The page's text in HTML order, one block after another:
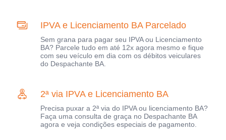
IPVA e Licenciamento BA Parcelado
Sem grana para pagar seu IPVA ou Licenciamento
BA? Parcele tudo em até 12x agora mesmo e fique
com seu veículo em dia com os débitos veiculares
do Despachante BA.
2ª via IPVA e Licenciamento BA
Precisa puxar a 2ª via do IPVA ou licenciamento BA?
Faça uma consulta de graça no Despachante BA
agora e veja condições especiais de pagamento.